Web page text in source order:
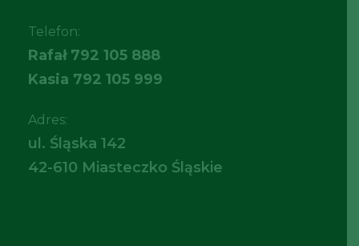
Telefon:
Rafał 792 105 888
Kasia 792 105 999
Adres:
ul. Śląska 142
42-610 Miasteczko Śląskie